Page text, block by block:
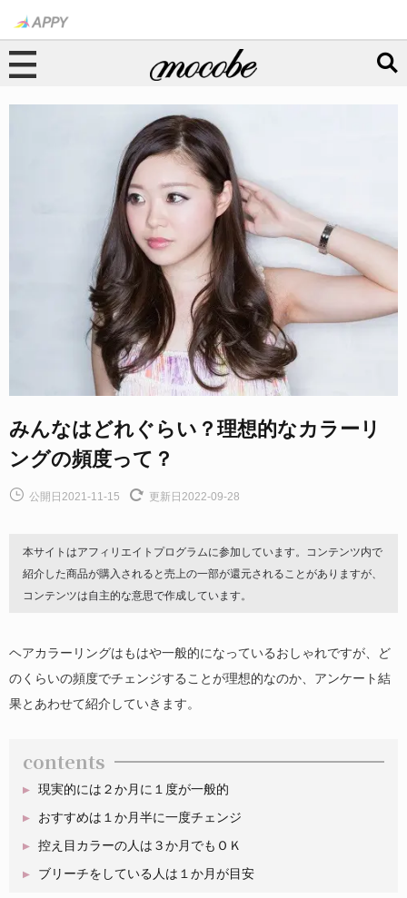
みんなはどれぐらい？理想的なカラーリ
ングの頻度って？
公開日2021-11-15 更新日2022-09-28
本サイトはアフィリエイトプログラムに参加しています。コンテンツ内で
紹介した商品が購入されると売上の一部が還元されることがありますが、
コンテンツは自主的な意思で作成しています。
ヘアカラーリングはもはや一般的になっているおしゃれですが、ど
のくらいの頻度でチェンジすることが理想的なのか、アンケート結
果とあわせて紹介していきます。
contents
現実的には２か月に１度が一般的
おすすめは１か月半に一度チェンジ
控え目カラーの人は３か月でもＯＫ
ブリーチをしている人は１か月が目安